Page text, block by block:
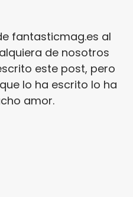
fantasticmag.es al
de nosotros
este post, pero
lo ha escrito lo ha
amor.